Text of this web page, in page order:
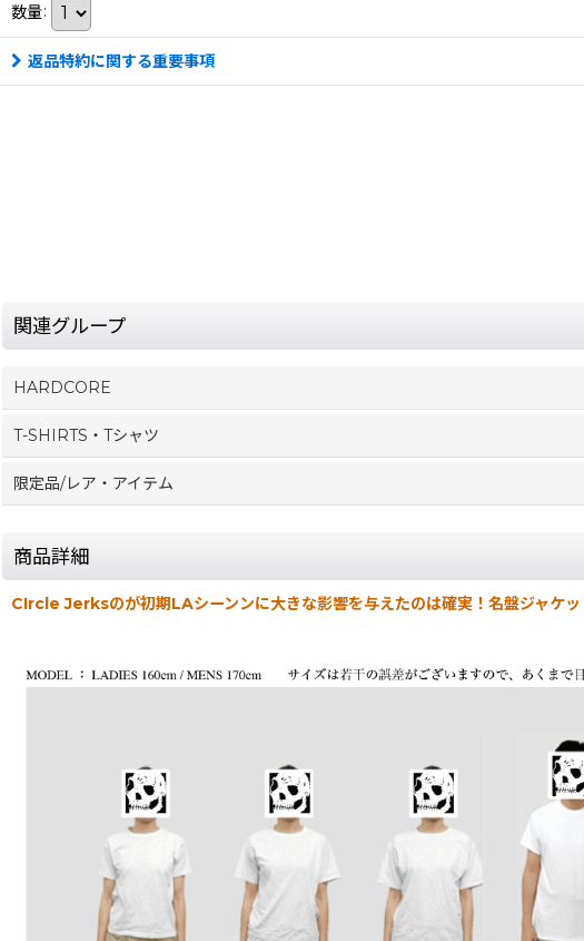
数量:
返品特約に関する重要事項
関連グループ
HARDCORE
T-SHIRTS・Tシャツ
限定品/レア・アイテム
商品詳細
CIrcle Jerksのが初期LAシーンンに大きな影響を与えたのは確実！名盤ジャケッ